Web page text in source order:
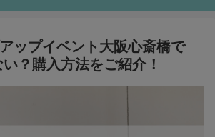
ップイベント大阪心斎橋で
？購入方法をご紹介！